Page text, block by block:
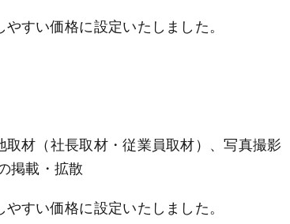
すい価格に設定いたしました。
材（社長取材・従業員取材）、写真撮影
掲載・拡散
すい価格に設定いたしました。